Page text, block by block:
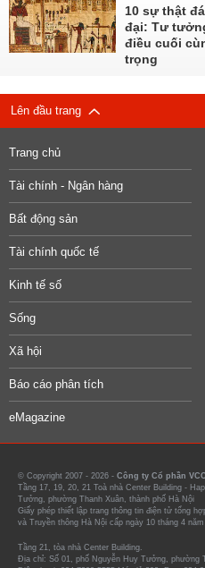
10 sự thật
đại: Tư
điều cuối
trọng
Lên đầu trang
Trang chủ
Tài chính - Ngân hàng
Bất động sản
Tài chính quốc tế
Kinh tế số
Sống
Xã hội
Báo cáo phân tích
eMagazine
© Copyright 2007 - 2026 - Công ty Cổ phần
Tầng 17, 19, 20, 21 Toà nhà Center Building -
Tưởng, phường Thanh Xuân, thành phố Hà Nội
Giấy phép thiết lập trang thông tin điện tử tổng
và Truyền thông Hà Nội cấp ngày 10 tháng 4 năm
Tầng 21, tòa nhà Center Building.
Địa chỉ: Số 01, phố Nguyễn Huy Tưởng, phường